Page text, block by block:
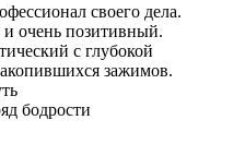
своего дела.
очень позитивный.
с глубокой
зажимов.
бодрости